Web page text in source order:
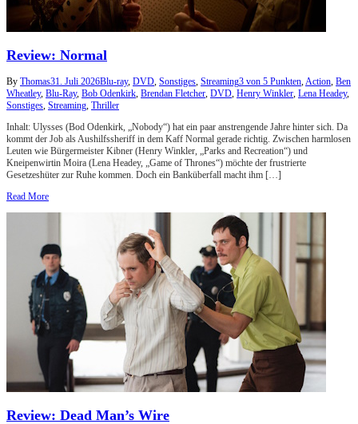
Review: Normal
By Thomas31. Juli 2026Blu-ray, DVD Sonstiges Streaming3 von 5 Punkten Action Ben
Wheatley, Blu-Ray, Bob Odenkirk Brendan Fletcher DVD Henry Winkler Lena Headey,
Sonstiges Streaming Thriller
Inhalt: Ulysses (Bod Odenkirk, „Nobody“) hat ein paar anstrengende Jahre hinter sich. Da
kommt der Job als Aushilfssheriff in dem Kaff Normal gerade richtig. Zwischen harmlosen
Leuten wie Bürgermeister Kibner (Henry Winkler, „Parks and Recreation“) und
Kneipenwirtin Moira (Lena Headey, „Game of Thrones“) möchte der frustrierte
Gesetzeshüter zur Ruhe kommen. Doch ein Banküberfall macht ihm […]
Read More
Review: Dead Man’s Wire